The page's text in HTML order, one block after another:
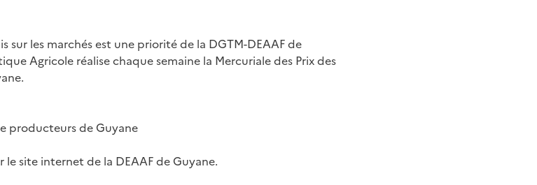
sur les marchés est une priorité de la DGTM-DEAAF de
Agricole réalise chaque semaine la Mercuriale des Prix des
producteurs de Guyane
site internet de la DEAAF de Guyane.